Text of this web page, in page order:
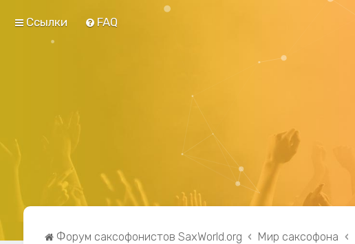
Ссылки FAQ
Форум саксофонистов SaxWorld.org Мир саксофона